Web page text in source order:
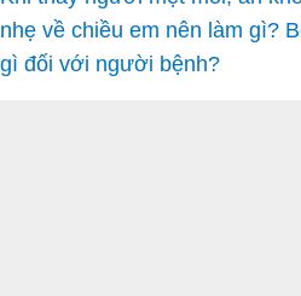
nhẹ về chiều em nên làm gì?
gì đối với người bệnh?